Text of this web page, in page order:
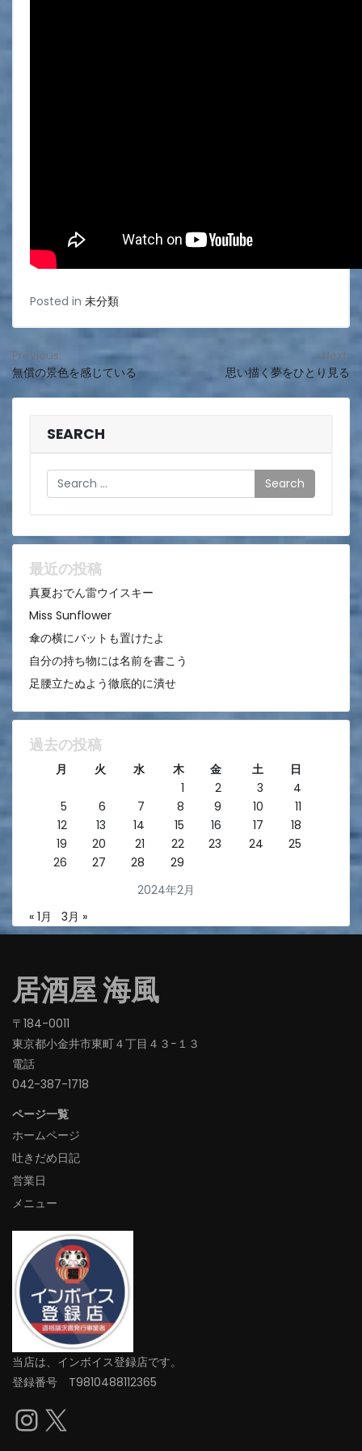
Posted in 未分類
投
稿
ョ
ン
Previous:
無償の景色を感じている
Next:
思い描く夢をひとり見る
SEARCH
Search
最近の投稿
真夏おでん雷ウイスキー
Miss Sunflower
傘の横にバットも置けたよ
自分の持ち物には名前を書こう
足腰立たぬよう徹底的に潰せ
過去の投稿
2024年2月
月 火 水 木 金 土
日
1
2 3
4
5
6 7 8 9 10
11
12
13 14 15 16 17
18
19
20 21 22 23 24
25
26
27 28 29
« 1月 3月 »
居酒屋 海風
〒184-0011
東京都小金井市東町４丁目４３−１３
電話
042-387-1718‬
ページ一覧
ホームページ
吐きだめ日記
営業日
メニュー
当店は、インボイス登録店です。
登録番号 T9810488112365
Instagram
X